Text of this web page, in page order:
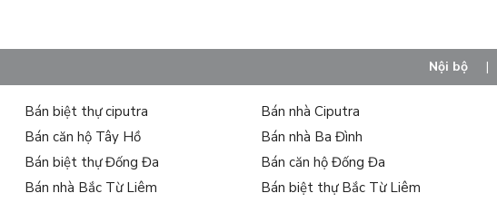
Nội bộ |
Bán biệt thự ciputra Bán nhà Ciputra
Bán căn hộ Tây Hồ
Bán nhà Ba Đình
Bán biệt thự Đống Đa
Bán căn hộ Đống Đa
Bán nhà Bắc Từ Liêm
Bán biệt thự Bắc Từ Liêm